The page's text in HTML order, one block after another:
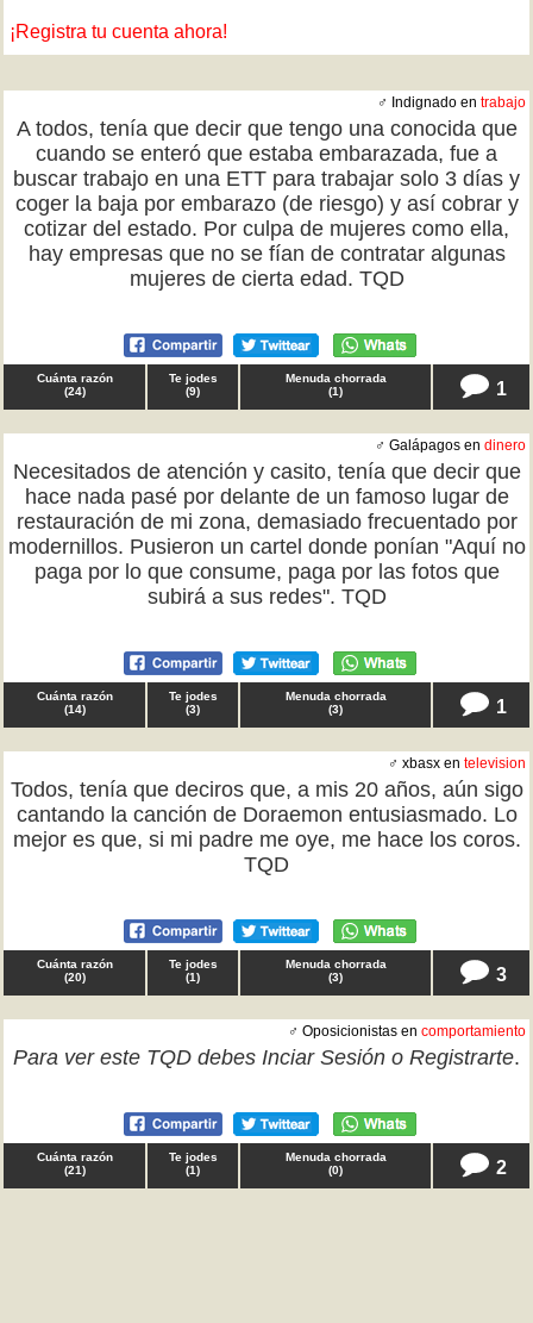
¡Registra tu cuenta ahora!
♂ Indignado en trabajo
A todos, tenía que decir que tengo una conocida que
cuando se enteró que estaba embarazada, fue a
buscar trabajo en una ETT para trabajar solo 3 días y
coger la baja por embarazo (de riesgo) y así cobrar y
cotizar del estado. Por culpa de mujeres como ella,
hay empresas que no se fían de contratar algunas
mujeres de cierta edad. TQD
Cuánta razón
(24)
Te jodes
(9)
Menuda chorrada
(1) 1
♂ Galápagos en dinero
Necesitados de atención y casito, tenía que decir que
hace nada pasé por delante de un famoso lugar de
restauración de mi zona, demasiado frecuentado por
modernillos. Pusieron un cartel donde ponían "Aquí no
paga por lo que consume, paga por las fotos que
subirá a sus redes". TQD
Cuánta razón
(14)
Te jodes
(3)
Menuda chorrada
(3) 1
♂ xbasx en television
Todos, tenía que deciros que, a mis 20 años, aún sigo
cantando la canción de Doraemon entusiasmado. Lo
mejor es que, si mi padre me oye, me hace los coros.
TQD
Cuánta razón
(20)
Te jodes
(1)
Menuda chorrada
(3) 3
♂ Oposicionistas en comportamiento
Para ver este TQD debes Inciar Sesión o Registrarte.
Cuánta razón
(21)
Te jodes
(1)
Menuda chorrada
(0) 2